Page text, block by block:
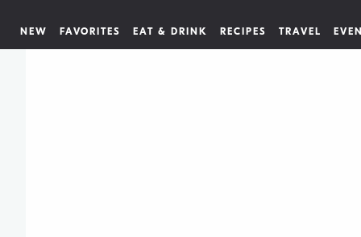
NEW FAVORITES EAT & DRINK RECIPES TRAVEL